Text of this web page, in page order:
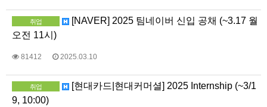
취업
[NAVER] 2025 팀네이버 신입 공채 (~3.17 월
오전 11시)
81412 2025.03.10
취업
[현대카드|현대커머셜] 2025 Internship (~3/1
9, 10:00)